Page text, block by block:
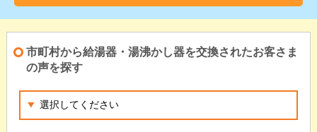
市町村から給湯器・湯沸かし器を交換されたお客さま
の声を探す